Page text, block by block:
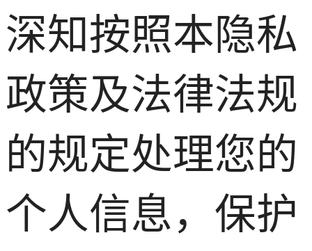
深知按照本隐私
政策及法律法规
的规定处理您的
个人信息，保护